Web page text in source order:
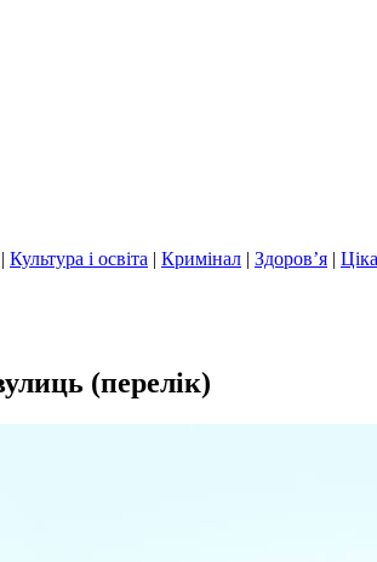
| Культура і освіта | Кримінал | Здоров’я |
(перелік)